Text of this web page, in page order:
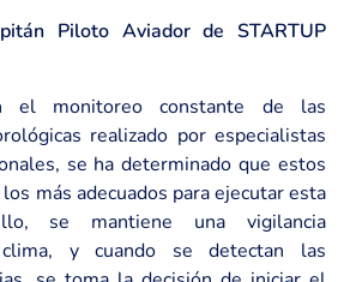
Piloto Aviador de STARTUP
el monitoreo constante de las
realizado por especialistas
se ha determinado que estos
más adecuados para ejecutar esta
se mantiene una vigilancia
y cuando se detectan las